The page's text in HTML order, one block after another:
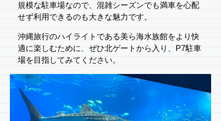
規模な駐車場なので、混雑シーズンでも満車を心配
せず利用できるのも大きな魅力です。
沖縄旅行のハイライトである美ら海水族館をより快
適に楽しむために、ぜひ北ゲートから入り、P7駐車
場を目指してみてください。